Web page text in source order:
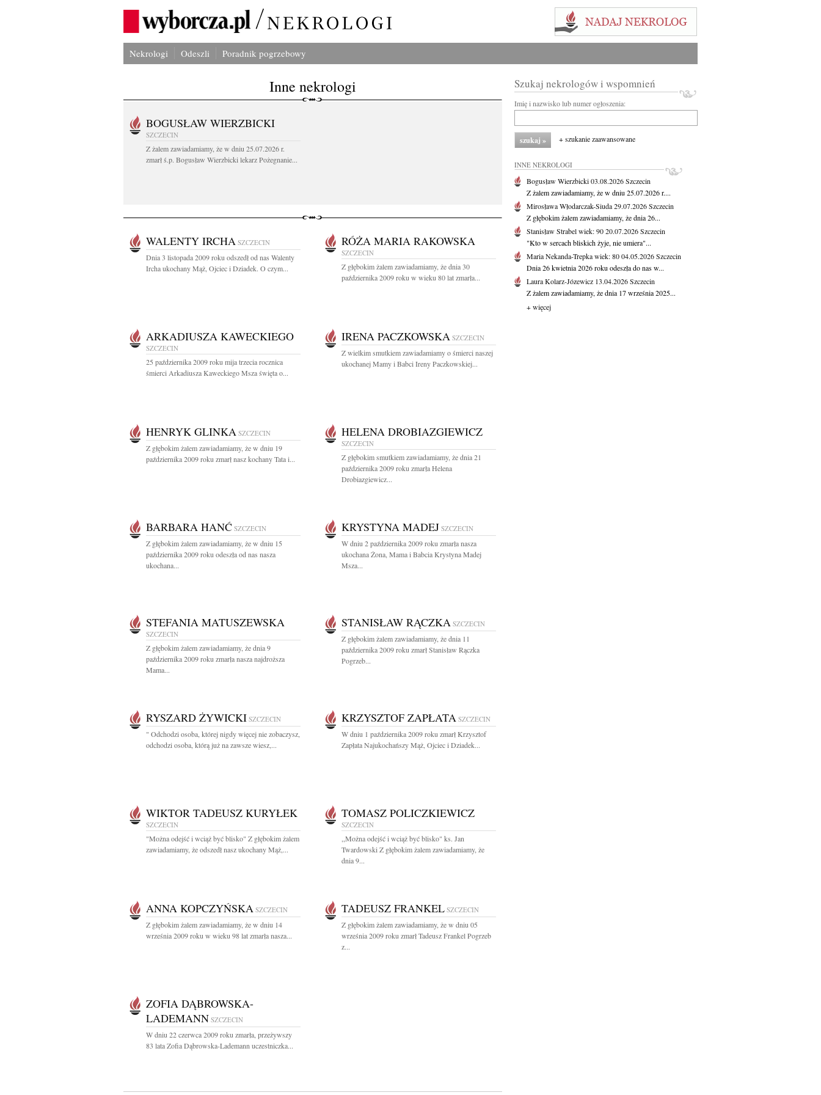
Nekrologi Odeszli Poradnik pogrzebowy
Inne nekrologi
BOGUSŁAW WIERZBICKI
SZCZECIN
Z żalem zawiadamiamy, że w dniu 25.07.2026 r.
zmarł ś.p. Bogusław Wierzbicki lekarz Pożegnanie...
WALENTY IRCHA SZCZECIN
Dnia 3 listopada 2009 roku odszedł od nas Walenty
Ircha ukochany Mąż, Ojciec i Dziadek. O czym...
RÓŻA MARIA RAKOWSKA
SZCZECIN
Z głębokim żalem zawiadamiamy, że dnia 30
października 2009 roku w wieku 80 lat zmarła...
ARKADIUSZA KAWECKIEGO
SZCZECIN
25 października 2009 roku mija trzecia rocznica
śmierci Arkadiusza Kaweckiego Msza święta o...
IRENA PACZKOWSKA SZCZECIN
Z wielkim smutkiem zawiadamiamy o śmierci naszej
ukochanej Mamy i Babci Ireny Paczkowskiej...
HENRYK GLINKA SZCZECIN
Z głębokim żalem zawiadamiamy, że w dniu 19
października 2009 roku zmarł nasz kochany Tata i...
HELENA DROBIAZGIEWICZ
SZCZECIN
Z głębokim smutkiem zawiadamiamy, że dnia 21
października 2009 roku zmarła Helena
Drobiazgiewicz...
BARBARA HANĆ SZCZECIN
Z głębokim żalem zawiadamiamy, że w dniu 15
października 2009 roku odeszła od nas nasza
ukochana...
KRYSTYNA MADEJ SZCZECIN
W dniu 2 października 2009 roku zmarła nasza
ukochana Żona, Mama i Babcia Krystyna Madej
Msza...
STEFANIA MATUSZEWSKA
SZCZECIN
Z głębokim żalem zawiadamiamy, że dnia 9
października 2009 roku zmarła nasza najdroższa
Mama...
STANISŁAW RĄCZKA SZCZECIN
Z głębokim żalem zawiadamiamy, że dnia 11
października 2009 roku zmarł Stanisław Rączka
Pogrzeb...
RYSZARD ŻYWICKI SZCZECIN
" Odchodzi osoba, której nigdy więcej nie zobaczysz,
odchodzi osoba, którą już na zawsze wiesz,...
KRZYSZTOF ZAPŁATA SZCZECIN
W dniu 1 października 2009 roku zmarł Krzysztof
Zapłata Najukochańszy Mąż, Ojciec i Dziadek...
WIKTOR TADEUSZ KURYŁEK
SZCZECIN
"Można odejść i wciąż być blisko" Z głębokim żalem
zawiadamiamy, że odszedł nasz ukochany Mąż,...
TOMASZ POLICZKIEWICZ
SZCZECIN
,,Można odejść i wciąż być blisko" ks. Jan
Twardowski Z głębokim żalem zawiadamiamy, że
dnia 9...
ANNA KOPCZYŃSKA SZCZECIN
Z głębokim żalem zawiadamiamy, że w dniu 14
września 2009 roku w wieku 98 lat zmarła nasza...
TADEUSZ FRANKEL SZCZECIN
Z głębokim żalem zawiadamiamy, że w dniu 05
września 2009 roku zmarł Tadeusz Frankel Pogrzeb
z...
ZOFIA DĄBROWSKA-
LADEMANN SZCZECIN
W dniu 22 czerwca 2009 roku zmarła, przeżywszy
83 lata Zofia Dąbrowska-Lademann uczestniczka...
Szukaj nekrologów i wspomnień
Imię i nazwisko lub numer ogłoszenia:
+ szukanie zaawansowane
INNE NEKROLOGI
Bogusław Wierzbicki03.08.2026Szczecin
Z żalem zawiadamiamy, że w dniu 25.07.2026 r....
Mirosława Włodarczak-Siuda29.07.2026Szczecin
Z głębokim żalem zawiadamiamy, że dnia 26...
Stanisław Strabelwiek: 9020.07.2026Szczecin
"Kto w sercach bliskich żyje, nie umiera"...
Maria Nekanda-Trepkawiek: 8004.05.2026Szczecin
Dnia 26 kwietnia 2026 roku odeszła do nas w...
Laura Kolarz-Józewicz 13.04.2026Szczecin
Z żalem zawiadamiamy, że dnia 17 września 2025...
+ więcej